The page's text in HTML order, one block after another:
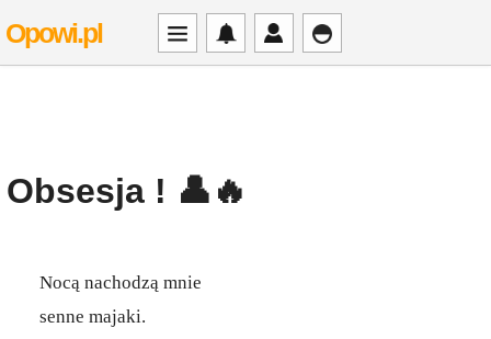
Opowi.pl
Obsesja ! 👤🔥
Nocą nachodzą mnie
senne majaki.